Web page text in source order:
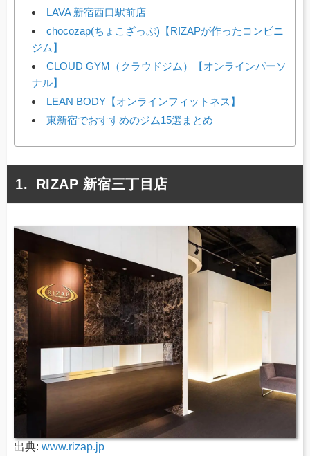
LAVA 新宿西口駅前店
chocozap(ちょこざっぷ)【RIZAPが作ったコンビニ
ジム】
CLOUD GYM（クラウドジム）【オンラインパーソ
ナル】
LEAN BODY【オンラインフィットネス】
東新宿でおすすめのジム15選まとめ
RIZAP 新宿三丁目店
出典: www.rizap.jp